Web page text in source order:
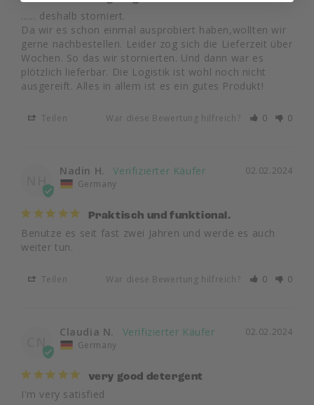
...... deshalb storniert.
Da wir es schon einmal ausprobiert haben,wollten wir
gerne nachbestellen. Leider zog sich die Lieferzeit über
Wochen. So das wir stornierten. Und dann war es
plötzlich lieferbar. Die Logistik ist wohl noch nicht
ausgereift. Alles in allem ist es ein gutes Produkt!
Teilen War diese Bewertung hilfreich? 0 0
NH
02.02.2024
Nadin H.
Germany
Praktisch und funktional.
Benutze es seit fast zwei Jahren und werde es auch
weiter tun.
Teilen War diese Bewertung hilfreich? 0 0
CN
02.02.2024
Claudia N.
Germany
very good detergent
I'm very satisfied